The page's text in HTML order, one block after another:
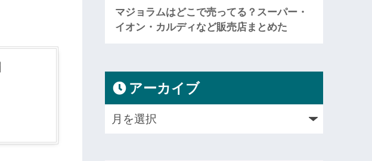
マジョラムはどこで売ってる？スーパー・
イオン・カルディなど販売店まとめた
アーカイブ